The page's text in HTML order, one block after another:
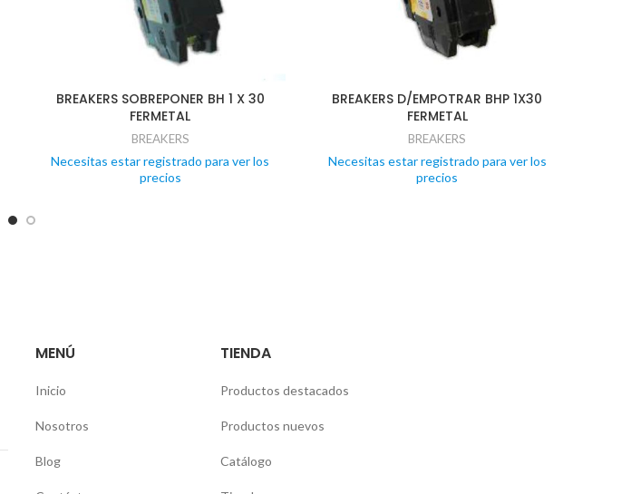
BREAKERS SOBREPONER BH 1 X 30
FERMETAL
BREAKERS
Necesitas estar registrado para ver los
precios
BREAKERS D/EMPOTRAR BHP 1X30
FERMETAL
BREAKERS
Necesitas estar registrado para ver los
precios
MENÚ
Inicio
Nosotros
Blog
TIENDA
Productos destacados
Productos nuevos
Catálogo